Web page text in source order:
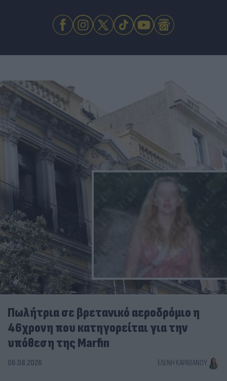
Πωλήτρια σε βρετανικό αεροδρόμιο η
46χρονη που κατηγορείται για την
υπόθεση της Marfin
06.08.2026 ΕΛΈΝΗ ΚΑΡΑΘΆΝΟΥ